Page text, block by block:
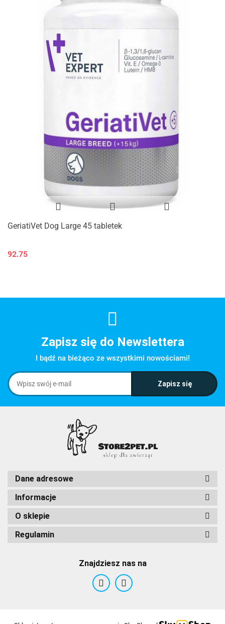
GeriatiVet Dog Large 45 tabletek
92.75
Zapisz się do Newslettera
I bądź na bieżąco ze wszystkimi nowościami!
Dane adresowe
Informacje
O sklepie
Regulamin
Znajdziesz nas na